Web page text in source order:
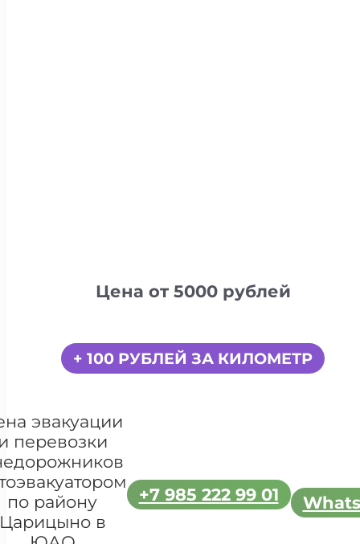
Цена от 5000 рублей
+ 100 РУБЛЕЙ ЗА КИЛОМЕТР
эвакуации
перевозки
по району
в
+7 985 222 99 01